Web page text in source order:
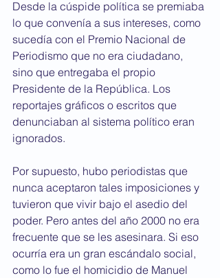
Desde la cúspide política se premiaba
lo que convenía a sus intereses, como
sucedía con el Premio Nacional de
Periodismo que no era ciudadano,
sino que entregaba el propio
Presidente de la República. Los
reportajes gráficos o escritos que
denunciaban al sistema político eran
ignorados.
Por supuesto, hubo periodistas que
nunca aceptaron tales imposiciones y
tuvieron que vivir bajo el asedio del
poder. Pero antes del año 2000 no era
frecuente que se les asesinara. Si eso
ocurría era un gran escándalo social,
como lo fue el homicidio de Manuel